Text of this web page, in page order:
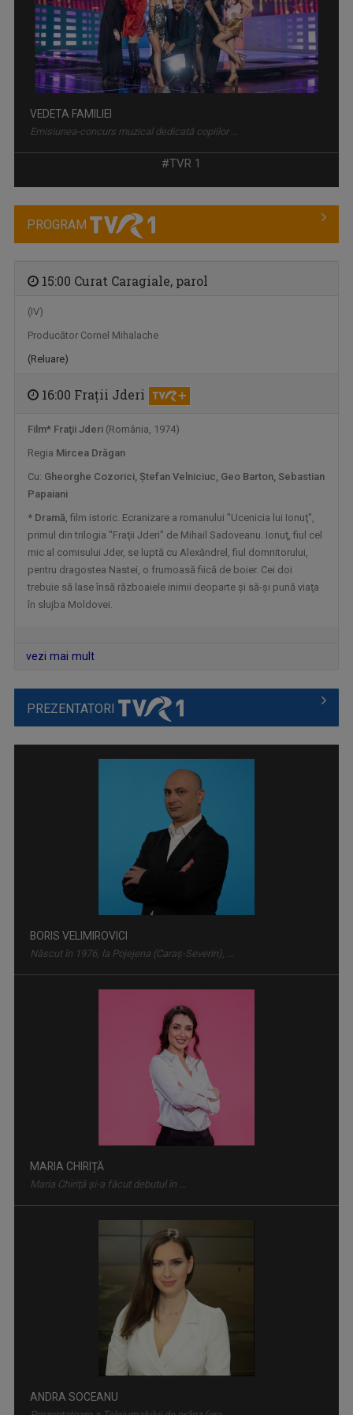
VEDETA FAMILIEI
Emisiunea-concurs muzical dedicată copiilor ...
„Să dedicăm măcar 5 minute limbii române!” ...
ZI DE ZI, CU PĂRINTELE CONSTANTIN NECULA
Televiziunea Română propune un moment de ...
Știri, albumele momentului, cronica ...
Află ce s-a întâmplat relevant pentru viaţa ...
Misiunea principală a emisiunii este să fie ...
#TVR 1
PROGRAM
15:00 Curat Caragiale, parol
(IV)
Producător Cornel Mihalache
(Reluare)
16:00 Fraţii Jderi
Film* Fraţii Jderi(România, 1974)
Regia Mircea Drăgan
Cu: Gheorghe Cozorici, Ştefan Velniciuc, Geo Barton, Sebastian
Papaiani
* Dramă, film istoric. Ecranizare a romanului "Ucenicia lui Ionuţ",
primul din trilogia "Fraţii Jderi" de Mihail Sadoveanu. Ionuţ, fiul cel
mic al comisului Jder, se luptă cu Alexăndrel, fiul domnitorului,
pentru dragostea Nastei, o frumoasă fiică de boier. Cei doi
trebuie să lase însă războaiele inimii deoparte şi să-şi pună viaţa
în slujba Moldovei.
vezi mai mult
PREZENTATORI
BORIS VELIMIROVICI
Născut în 1976, la Pojejena (Caraş-Severin), ...
MARIA CHIRIȚĂ
Maria Chiriţă şi-a făcut debutul în ...
ANDRA SOCEANU